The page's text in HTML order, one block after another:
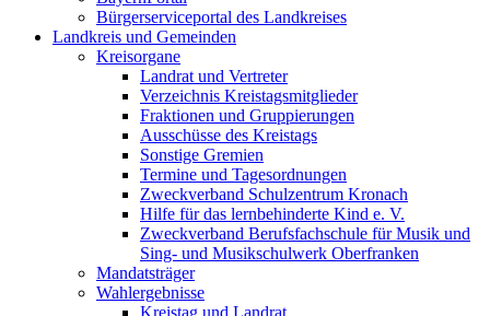
Bürgerserviceportal des Landkreises
Landkreis und Gemeinden
Kreisorgane
Landrat und Vertreter
Verzeichnis Kreistagsmitglieder
Fraktionen und Gruppierungen
Ausschüsse des Kreistags
Sonstige Gremien
Termine und Tagesordnungen
Zweckverband Schulzentrum Kronach
Hilfe für das lernbehinderte Kind e. V.
Zweckverband Berufsfachschule für Musik und
Sing- und Musikschulwerk Oberfranken
Mandatsträger
Wahlergebnisse
Kreistag und Landrat